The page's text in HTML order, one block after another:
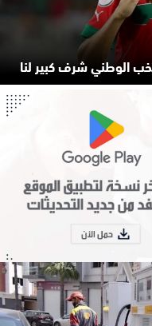
الوطني شرف كبير لنا